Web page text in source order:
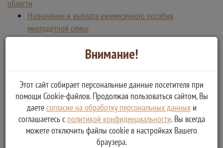
области
Назначение и выплата ежемесячного пособия
многодетной семье
Внимание!
Этот сайт собирает персональные данные посетителя при
помощи Cookie-файлов. Продолжая пользоваться сайтом, Вы
даетесогласие на обработку персональных данныхи
соглашаетесь с политикой конфиденциальности. Вы всегда
можете отключить файлы cookie в настройках Вашего
браузера.